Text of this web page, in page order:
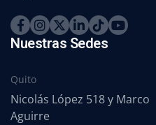
Nuestras Sedes
Quito
Nicolás López 518 y Marco
Aguirre